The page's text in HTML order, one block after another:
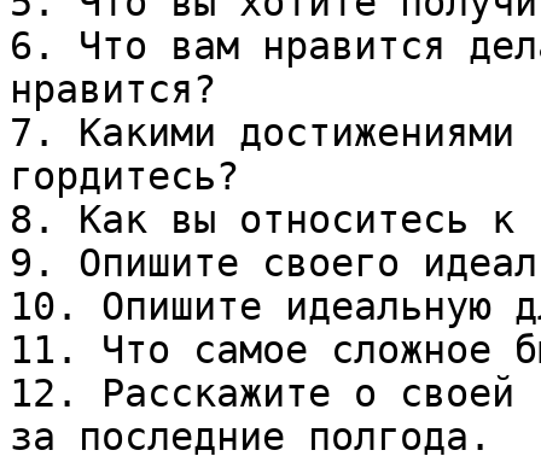
6. Что вам нравится
нравится?
7. Какими
гордитесь?
8. Как вы относитесь к
9. Опишите своего
10. Опишите идеальную
11. Что самое сложное
12. Расскажите о своей
за последние полгода.